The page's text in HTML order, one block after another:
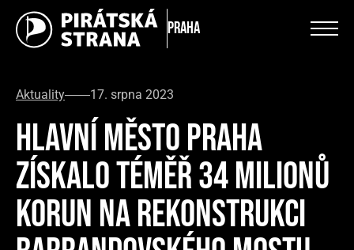
Praha
Aktuality 17. srpna 2023
HLAVNÍ MĚSTO PRAHA
ZÍSKALO TÉMĚŘ 34 MILIONŮ
KORUN NA REKONSTRUKCI